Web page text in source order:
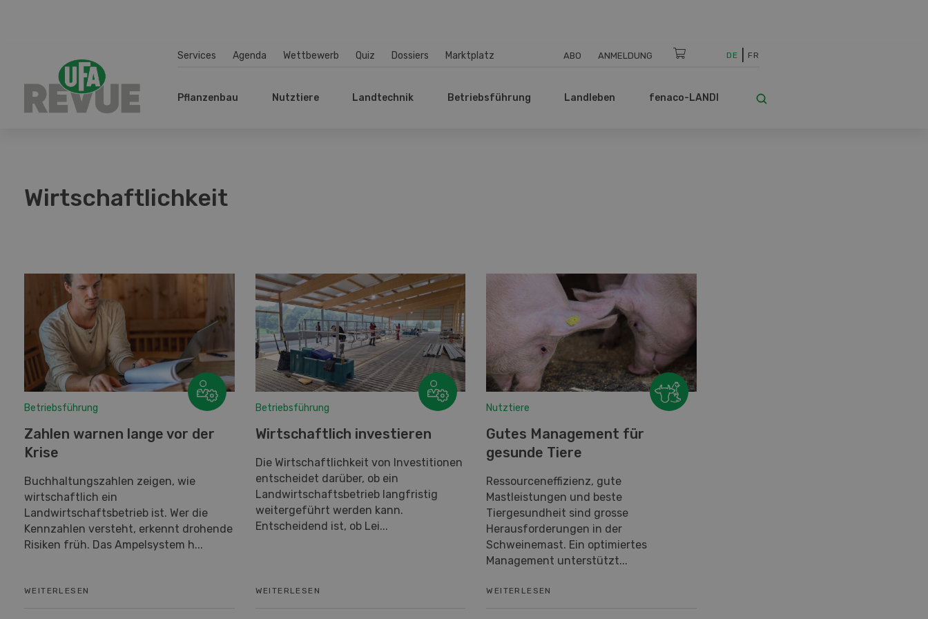
Services Agenda Wettbewerb Quiz Dossiers Marktplatz ABO ANMELDUNG DE FR
Pflanzenbau Nutztiere Landtechnik Betriebsführung Landleben fenaco-LANDI
Wirtschaftlichkeit
Betriebsführung
Zahlen warnen lange vor der
Krise
Buchhaltungszahlen zeigen, wie
wirtschaftlich ein
Landwirtschaftsbetrieb ist. Wer die
Kennzahlen versteht, erkennt drohende
Risiken früh. Das Ampelsystem h...
WEITERLESEN
Betriebsführung
Wirtschaftlich investieren
Die Wirtschaftlichkeit von Investitionen
entscheidet darüber, ob ein
Landwirtschaftsbetrieb langfristig
weitergeführt werden kann.
Entscheidend ist, ob Lei...
WEITERLESEN
Nutztiere
Gutes Management für
gesunde Tiere
Ressourceneffizienz, gute
Mastleistungen und beste
Tiergesundheit sind grosse
Herausforderungen in der
Schweinemast. Ein optimiertes
Management unterstützt...
WEITERLESEN